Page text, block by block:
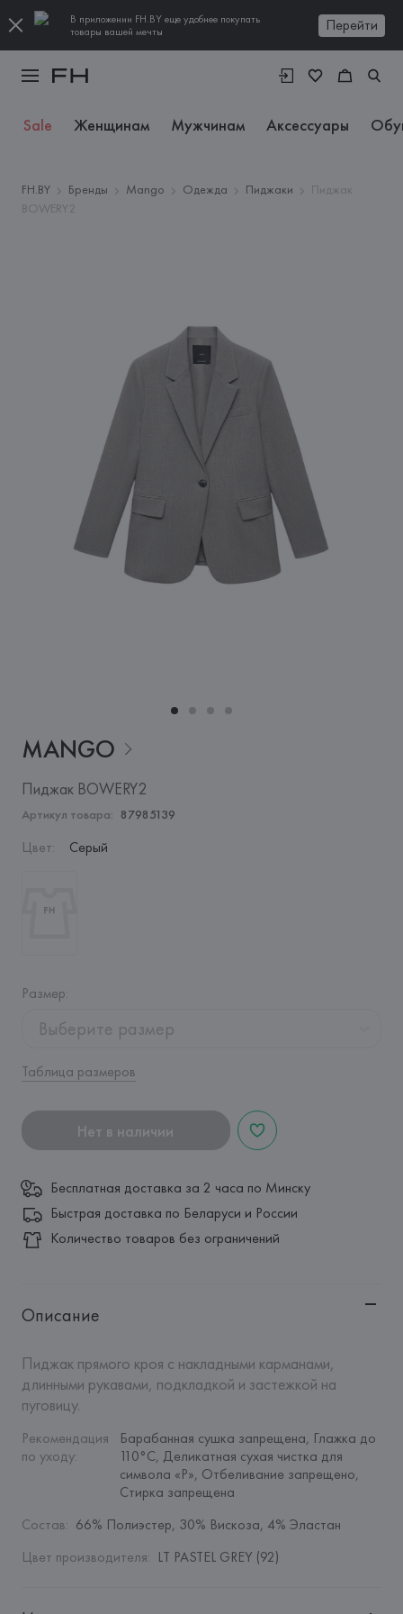
В приложении FH.BY еще удобнее покупать
товары вашей мечты
Перейти
Sale Женщинам Мужчинам Аксессуары
FH.BY Бренды Mango Одежда Пиджаки
Пиджак
BOWERY2
MANGO
Пиджак BOWERY2
Артикул товара: 87985139
Цвет: Серый
Размер:
Выберите размер
Таблица размеров
Нет в наличии
Бесплатная доставка за 2 часа по Минску
Быстрая доставка по Беларуси и России
Количество товаров без ограничений
Описание
Пиджак прямого кроя с накладными карманами,
длинными рукавами, подкладкой и застежкой на
пуговицу.
Рекомендация
по уходу:
Барабанная сушка запрещена, Глажка до
110°C, Деликатная сухая чистка для
символа «P», Отбеливание запрещено,
Стирка запрещена
Состав: 66% Полиэстер, 30% Вискоза, 4% Эластан
Цвет производителя: LT PASTEL GREY (92)